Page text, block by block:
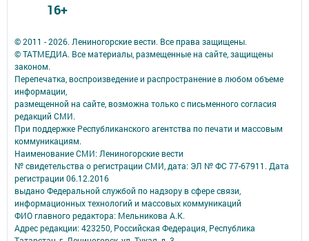
© 2011 - 2026. Лениногорские вести. Все права защищены.
© ТАТМЕДИА. Все материалы, размещенные на сайте, защищены
законом.
Перепечатка, воспроизведение и распространение в любом объеме
информации,
размещенной на сайте, возможна только с письменного согласия
редакций СМИ.
При поддержке Республиканского агентства по печати и массовым
коммуникациям.
Наименование СМИ: Лениногорские вести
№ свидетельства о регистрации СМИ, дата: ЭЛ № ФС 77-67911. Дата
регистрации 06.12.2016
выдано Федеральной службой по надзору в сфере связи,
информационных технологий и массовых коммуникаций
ФИО главного редактора: Мельникова А.К.
Адрес редакции: 423250, Российская Федерация, Республика
16+